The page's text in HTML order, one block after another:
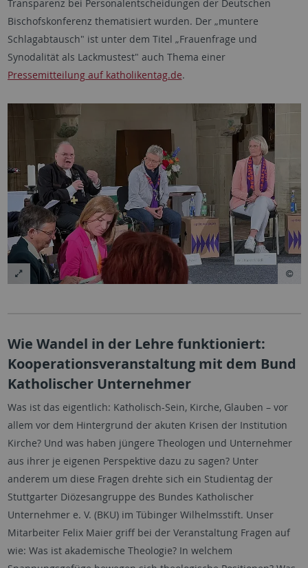
Transparenz bei Personalentscheidungen der Deutschen
Bischofskonferenz thematisiert wurden. Der „muntere
Schlagabtausch" ist unter dem Titel „Frauenfrage und
Synodalität als Lackmustest" auch Thema einer
Pressemitteilung auf katholikentag.de.
Wie Wandel in der Lehre funktioniert:
Kooperationsveranstaltung mit dem Bund
Katholischer Unternehmer
Was ist das eigentlich: Katholisch-Sein, Kirche, Glauben – vor
allem vor dem Hintergrund der akuten Krisen der Institution
Kirche? Und was haben jüngere Theologen und Unternehmer
aus ihrer je eigenen Perspektive dazu zu sagen? Unter
anderem um diese Fragen drehte sich ein Studientag der
Stuttgarter Diözesangruppe des Bundes Katholischer
Unternehmer e. V. (BKU) im Tübinger Wilhelmsstift. Unser
Mitarbeiter Felix Maier griff bei der Veranstaltung Fragen auf
wie: Was ist akademische Theologie? In welchem